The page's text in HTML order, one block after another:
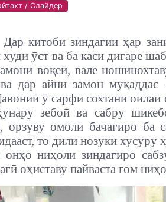
/ Слайдер
Дар китоби зиндагии ҳар
худи ӯст ва ба каси дигаре
воқеӣ, вале
дар айни замон
ӯ сарфи сохтани
зебоӣ ва сабру
орзуву омоли бачагиро ба
то дили нозуки
онҳо ниҳоли зиндагиро
оҳиставу пайваста гом